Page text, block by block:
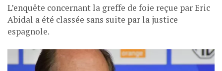
L’enquête concernant la greffe de foie reçue par Eric
Abidal a été classée sans suite par la justice
espagnole.